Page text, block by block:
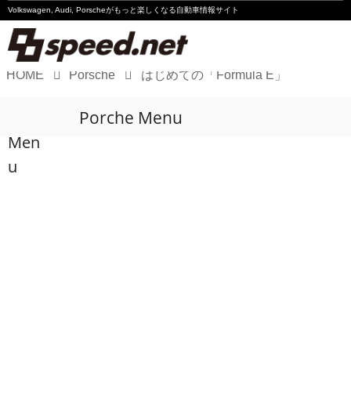
Volkswagen, Audi, Porscheがもっと楽しくなる自動車情報サイト
Audi
HOME Porsche はじめての「Formula E」
Men
u
Porche Menu